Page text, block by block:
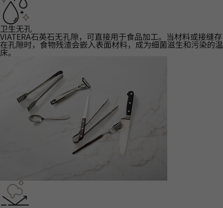
卫生无孔
VIATERA石英石无孔隙，可直接用于食品加工。当材料或接缝存
在孔隙时，食物残渣会嵌入表面材料，成为细菌滋生和污染的温
床。